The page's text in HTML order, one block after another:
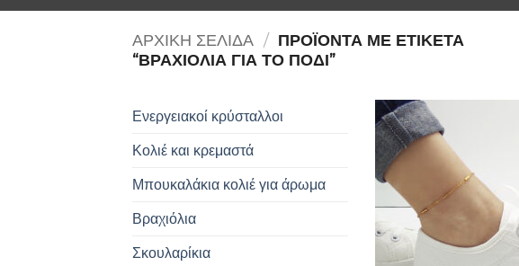
ΑΡΧΙΚΉ ΣΕΛΊΔΑ / ΠΡΟΪΌΝΤΑ ΜΕ ΕΤΙΚΈΤΑ
“ΒΡΑΧΙΟΛΙΑ ΓΙΑ ΤΟ ΠΟΔΙ”
Ενεργειακοί κρύσταλλοι
Κολιέ και κρεμαστά
Μπουκαλάκια κολιέ για άρωμα
Βραχιόλια
Σκουλαρίκια